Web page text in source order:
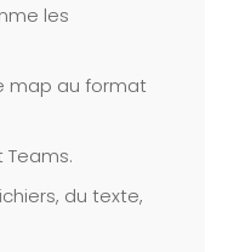
les
map au format
du texte,